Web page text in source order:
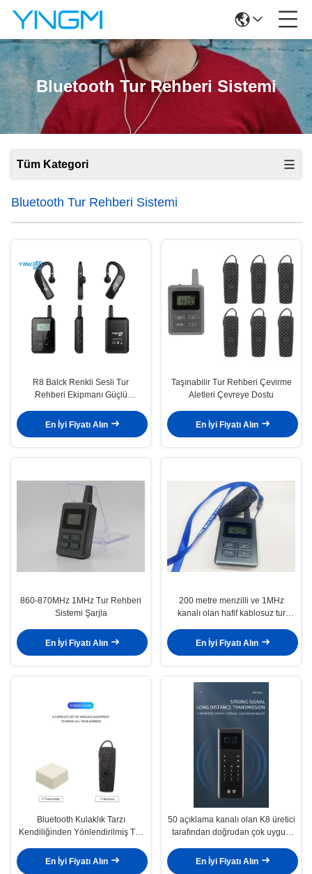
Bluetooth Tur Rehberi Sistemi
Tüm Kategori
Bluetooth Tur Rehberi Sistemi
R8 Balck Renkli Sesli Tur
Rehberi Ekipmanı Güçlü
En İyi Fiyatı Alın
Taşınabilir Tur Rehberi Çevirme
Aletleri Çevreye Dostu
En İyi Fiyatı Alın
860-870MHz 1MHz Tur Rehberi
Sistemi Şarjla
En İyi Fiyatı Alın
200 metre menzilli ve 1MHz
kanalı olan hafif kablosuz tur
En İyi Fiyatı Alın
Bluetooth Kulaklık Tarzı
Kendiliğinden Yönlendirilmiş Tur
Kullanımı Konforlu
En İyi Fiyatı Alın
50 açıklama kanalı olan K8 üretici
tarafından doğrudan çok uygun
En İyi Fiyatı Alın